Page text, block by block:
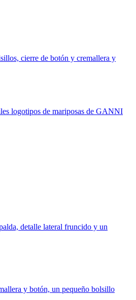
cierre de botón y cremallera y
logotipos de mariposas de GANNI
detalle lateral fruncido y un
y botón, un pequeño bolsillo